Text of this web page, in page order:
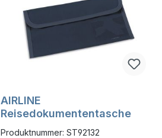
AIRLINE
Reisedokumententasche
Produktnummer: ST92132